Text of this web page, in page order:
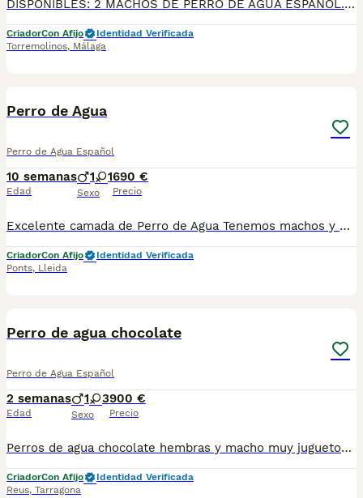
DISPONIBLES: 2 MACHOS DE PERRO DE AGUA ESPAÑOL. Fecha de nacimiento 22/04/2026. PERRO DE AGUA DE VILLA BIZNAGA. Todos nuestros cachorros se entregan con su Cartilla Sanitaria, 3 vacunas, 3 desparasitaciones y la hoja para la inscripción en el LOE para solicitar el pedigree (opcional). Con 5 días de Garantía Vírica y 5 meses de Garantía Genética. Nuestra web: www.villabiznaga.com. Instagram: villabiznaga_bordercollie. Facebook: Villa Biznaga. Para solicitar más información, videos o fotos de algún cachorro o camada en concreto a través de wasap al 606 816 817.
CriadorCon Afijo
Identidad Verificada
Torremolinos, Málaga
Perro de Agua
Perro de Agua Español
10 semanas
Edad
1 1
Sexo
690 €
Precio
Excelente camada de Perro de Agua Tenemos machos y hembras Se entregan vacunados desparasitados cartilla veterinarea microchip garantía por escrito y factura Criados en ambiente familiar. Barcelona Están listos para entregar. Telf. 651034525.
CriadorCon Afijo
Identidad Verificada
Ponts, Lleida
Perro de agua chocolate
Perro de Agua Español
2 semanas
Edad
1 3
Sexo
900 €
Precio
Perros de agua chocolate hembras y macho muy juguetones criado en ambiente familiar con cartilla sanitaria vacuna chip desparasitación con garantía víricas y congenitas
CriadorCon Afijo
Identidad Verificada
Reus, Tarragona